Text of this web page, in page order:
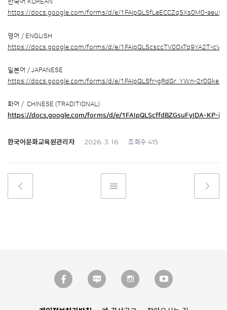
한국어 KOREAN
https://docs.google.com/forms/d/e/1FAIpQLSfLeECCZqSXs0M0-
영어 / ENGLISH
https://docs.google.com/forms/d/e/1FAIpQLScsccTV0OxTq9YA2T-
일본어 / JAPANESE
https://docs.google.com/forms/d/e/1FAIpQLSfr-gRdGr_YWn-
화어 / CHINESE (TRADITIONAL)
https://docs.google.com/forms/d/e/1FAIpQLScffdBZGsuFyIDA-KP-
한국어문화교육원관리자 2026. 3. 16 조회수 415